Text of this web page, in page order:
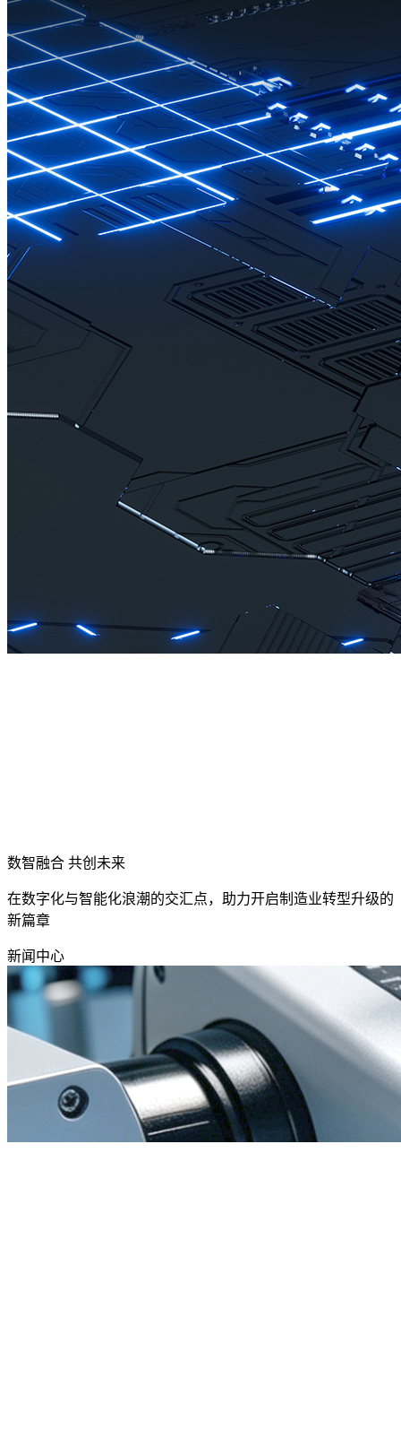
数智融合 共创未来
在数字化与智能化浪潮的交汇点，助力开启制造业转型升级的
新篇章
新闻中心